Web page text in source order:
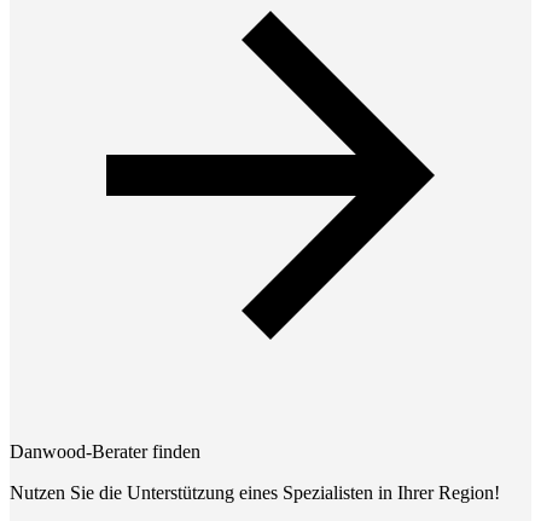
Danwood-Berater finden
Nutzen Sie die Unterstützung eines Spezialisten in Ihrer Region!